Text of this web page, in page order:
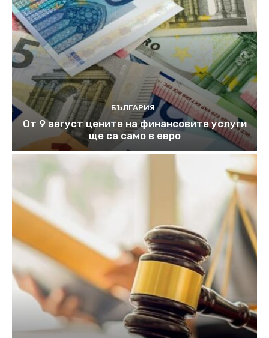
БЪЛГАРИЯ
От 9 август цените на финансовите услуги
ще са само в евро